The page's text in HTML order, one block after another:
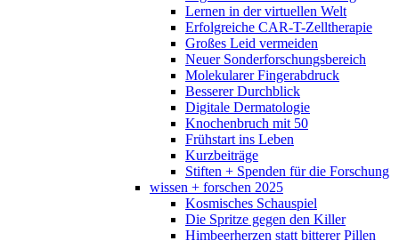
Lernen in der virtuellen Welt
Erfolgreiche CAR-T-Zelltherapie
Großes Leid vermeiden
Neuer Sonderforschungsbereich
Molekularer Fingerabdruck
Besserer Durchblick
Digitale Dermatologie
Knochenbruch mit 50
Frühstart ins Leben
Kurzbeiträge
Stiften + Spenden für die Forschung
wissen + forschen 2025
Kosmisches Schauspiel
Die Spritze gegen den Killer
Himbeerherzen statt bitterer Pillen